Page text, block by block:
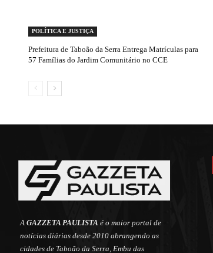
POLÍTICA E JUSTIÇA
Prefeitura de Taboão da Serra Entrega Matrículas para
57 Famílias do Jardim Comunitário no CCE
A GAZZETA PAULISTA é o maior portal de
notícias diárias desde 2010 abrangendo as
cidades de Taboão da Serra, Embu das